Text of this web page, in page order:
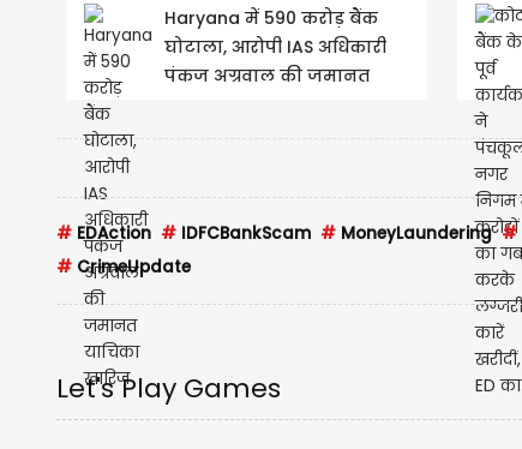
Haryana में 590 करोड़ बैंक
घोटाला, आरोपी IAS अधिकारी
पंकज अग्रवाल की जमानत
# EDAction # IDFCBankScam # MoneyLaundering #
# CrimeUpdate
Let's Play Games